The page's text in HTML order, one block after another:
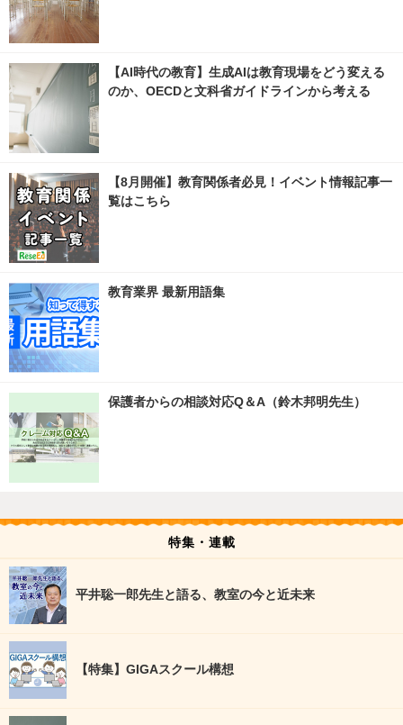
【AI時代の教育】生成AIは教育現場をどう変える
のか、OECDと文科省ガイドラインから考える
【8月開催】教育関係者必見！イベント情報記事一
覧はこちら
教育業界 最新用語集
保護者からの相談対応Q＆A（鈴木邦明先生）
特集・連載
平井聡一郎先生と語る、教室の今と近未来
【特集】GIGAスクール構想